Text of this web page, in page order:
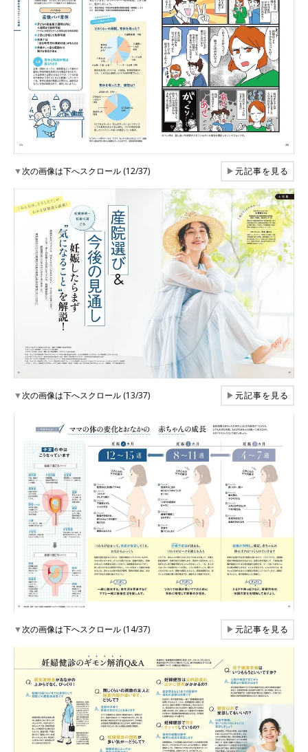
▼次の画像は下へスクロール (12/37) ▶元記事を見る
▼次の画像は下へスクロール (13/37) ▶元記事を見る
▼次の画像は下へスクロール (14/37) ▶元記事を見る